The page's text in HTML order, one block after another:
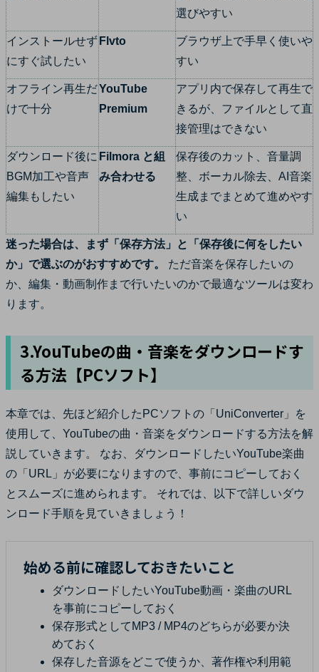
選びやすい
インストールせず
にすぐ試したい
Flvto
ブラウザ上で手早く使いや
すい
オフライン再生だ
けで十分
YouTube
Premium
アプリ内で保存して再生で
きるが、ファイルとして直
接管理はできない
ダウンロード後に
BGM加工や音声
編集もしたい
Filmora と組
み合わせる
保存後のカット、音量調
整、ボーカル除去、AI音楽
生成までまとめて進めやす
い
迷った場合は、まず「保存方法」と「保存後に何をしたい
か」で選ぶのがおすすめです。
ただ音楽を保存したいの
か、編集・動画制作まで行いたいのかで最適なツールは変わ
ります。
3.YouTubeの曲・音楽をダウンロードす
る方法【PCソフト】
本章では、先ほど紹介したPCソフトの「UniConverter」を
使用して、YouTubeの曲・音楽をダウンロードする方法を解
説していきます。 なお、ダウンロードしたいYouTube楽曲
の「URL」が必要になりますので、事前にコピーしておく
とスムーズに進められます。 それでは、以下で詳しいダウ
ンロード手順を見ていきましょう！
始める前に確認しておきたいこと
ダウンロードしたいYouTube動画・楽曲のURL
を事前にコピーしておく
保存形式としてMP3 / MP4のどちらが必要か決
めておく
保存した音源をどこで使うか、著作権や利用範